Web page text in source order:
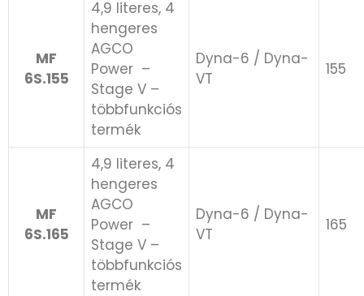
MF
6S.155
4,9 literes, 4
hengeres
AGCO
Power ​ –
Stage V –
többfunkciós
termék
Dyna-6 / Dyna-
VT
155
MF
6S.165
4,9 literes, 4
hengeres
AGCO
Power ​ –
Stage V –
többfunkciós
termék
Dyna-6 / Dyna-
VT
165